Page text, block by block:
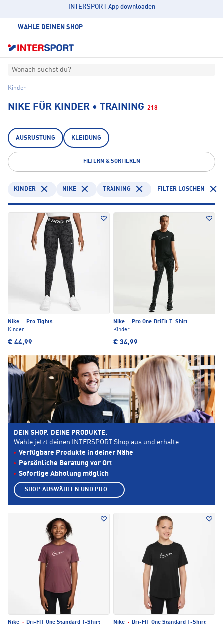
INTERSPORT App downloaden
WÄHLE DEINEN SHOP
Wonach suchst du?
Kinder
NIKE FÜR KINDER • TRAINING 218
AUSRÜSTUNG KLEIDUNG
FILTERN & SORTIEREN
KINDER NIKE TRAINING FILTER LÖSCHEN
Nike ·
Pro Tights
Kinder
€ 44,99
Nike ·
Pro One DriFit T-Shirt
Kinder
€ 34,99
Nike · Dri-FIT One Standard T-Shirt
Nike · Dri-FIT One Standard T-Shirt
DEIN SHOP. DEINE PRODUKTE.
Wähle jetzt deinen INTERSPORT Shop aus und erhalte:
Verfügbare Produkte in deiner Nähe
Persönliche Beratung vor Ort
Sofortige Abholung möglich
SHOP AUSWÄHLEN UND PRODUKTE ANZEIGEN